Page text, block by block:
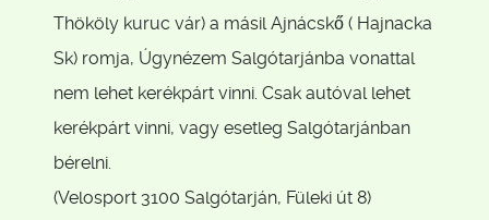
Thököly kuruc vár) a másil Ajnácskő ( Hajnacka
Sk) romja, Úgynézem Salgótarjánba vonattal
nem lehet kerékpárt vinni. Csak autóval lehet
kerékpárt vinni, vagy esetleg Salgótarjánban
bérelni.
(Velosport 3100 Salgótarján, Füleki út 8)